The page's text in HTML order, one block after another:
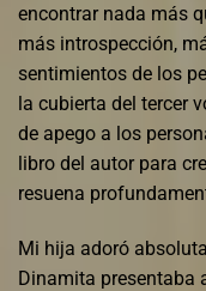
encontrar nada más
más introspección,
sentimientos de los
la cubierta del tercer
de apego a los
libro del autor para
resuena
Mi hija adoró
Dinamita presentaba